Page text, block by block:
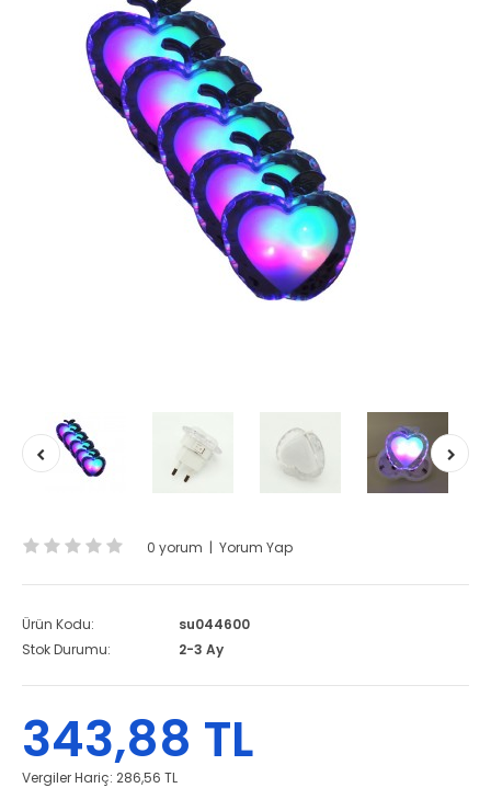
0 yorum | Yorum Yap
Ürün Kodu:
su044600
Stok Durumu:
2-3 Ay
343,88 TL
Vergiler Hariç: 286,56 TL